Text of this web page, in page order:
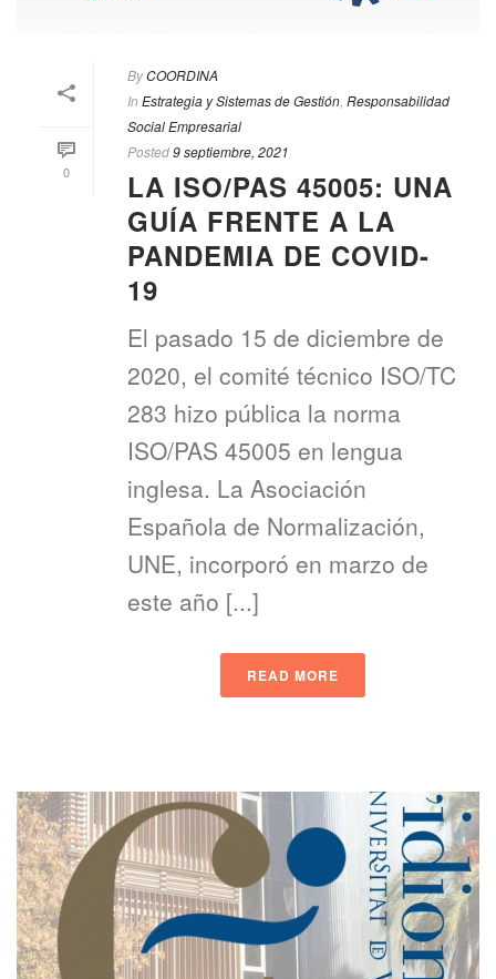
0
ByCOORDINA
In Estrategia y Sistemas de Gestión Responsabilidad
Social Empresarial
Posted9 septiembre, 2021
LA ISO/PAS 45005: UNA
GUÍA FRENTE A LA
PANDEMIA DE COVID-
19
El pasado 15 de diciembre de
2020, el comité técnico ISO/TC
283 hizo pública la norma
ISO/PAS 45005 en lengua
inglesa. La Asociación
Española de Normalización,
UNE, incorporó en marzo de
este año [...]
READ MORE